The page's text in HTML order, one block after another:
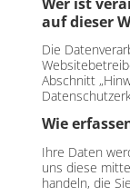
auf dieser
Die
Abschnitt
Wie
Ihre Daten
uns diese
handeln, die